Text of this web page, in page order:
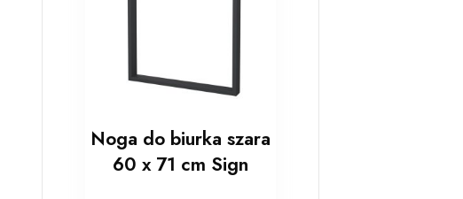
Noga do biurka szara
60 x 71 cm Sign